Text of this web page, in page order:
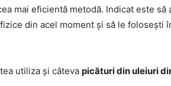
mai eficientă metodă. Indicat este
din acel moment și să le folosești
utiliza și câteva picături din uleiuri